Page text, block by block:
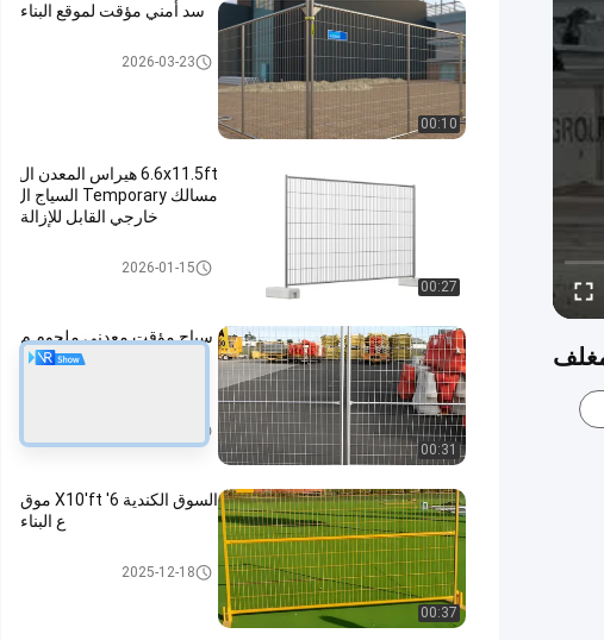
00:10
سد أمني مؤقت لموقع البناء
السياج المؤقت المعدني2026-03-23
00:27
6.6x11.5ft هيراس المعدن ال
مسالك Temporary السياج ال
خارجي القابل للإزالة
السياج المؤقت المعدني2026-01-15
00:31
سياج مؤقت معدني ملحوم م
جلفن على الطراز الأسترالي
00:37
السوق الكندية 6' X10'ft موق
ع البناء
السياج المؤقت المعدني2025-12-18